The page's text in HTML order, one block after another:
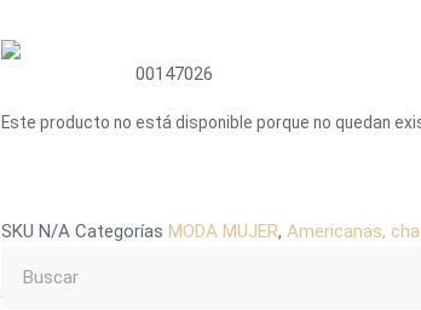
00147026
Este producto no está disponible porque no quedan
SKU N/A Categorías MODA MUJER, Americanas,